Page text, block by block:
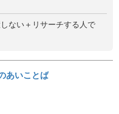
ない＋リサーチする人で
あいことば